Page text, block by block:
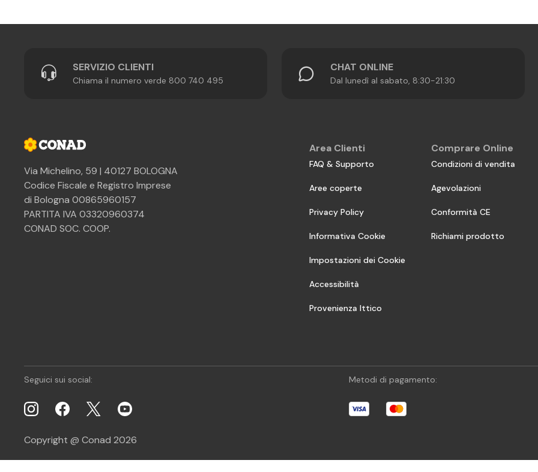
SERVIZIO CLIENTI
Chiama il numero verde 800 740 495
CHAT ONLINE
Dal lunedì al sabato, 8:30-21:30
Via Michelino, 59 | 40127 BOLOGNA
Codice Fiscale e Registro Imprese
di Bologna 00865960157
PARTITA IVA 03320960374
CONAD SOC. COOP.
Area Clienti
FAQ & Supporto
Aree coperte
Privacy Policy
Informativa Cookie
Impostazioni dei Cookie
Accessibilità
Provenienza Ittico
Comprare Online
Condizioni di vendita
Agevolazioni
Conformità CE
Richiami prodotto
Seguici sui social: Metodi di pagamento:
Copyright @ Conad 2026